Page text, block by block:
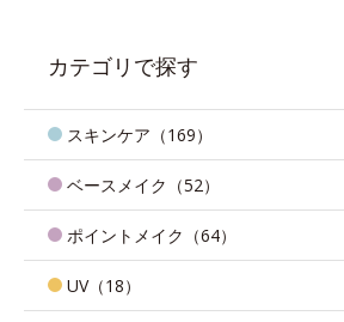
カテゴリで探す
スキンケア（169）
ベースメイク（52）
ポイントメイク（64）
UV（18）